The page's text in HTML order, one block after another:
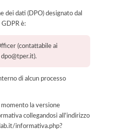
dei dati (DPO) designato dal
è:
(contattabile ai
di alcun processo
la versione
collegandosi all'indirizzo
informativa.php?